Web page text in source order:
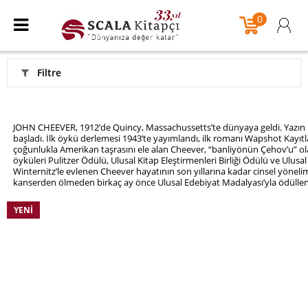
0
Filtre
JOHN CHEEVER, 1912’de Quincy, Massachussetts’te dünyaya geldi.
başladı. İlk öykü derlemesi 1943’te yayımlandı, ilk romanı Wapshot
çoğunlukla Amerikan taşrasını ele alan Cheever, “banliyönün Çehov’u”
öyküleri Pulitzer Ödülü, Ulusal Kitap Eleştirmenleri Birliği Ödülü ve Ulusal
Winternitz’le evlenen Cheever hayatının son yıllarına kadar cinsel
kanserden ölmeden birkaç ay önce Ulusal Edebiyat Madalyası’yla
YENI